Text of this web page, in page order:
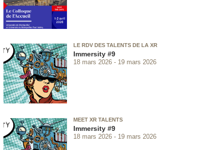
LE RDV DES TALENTS DE LA XR
Immersity #9
18 mars 2026 19 mars 2026
MEET XR TALENTS
Immersity #9
18 mars 2026 19 mars 2026